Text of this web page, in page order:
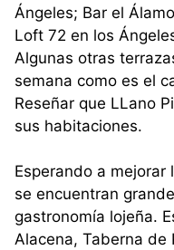
Ángeles; Bar el
Loft 72 en los
Algunas otras
semana como es el
Reseñar que LLano
sus habitaciones.
Esperando a
se encuentran
gastronomía lojeña.
Alacena, Taberna de